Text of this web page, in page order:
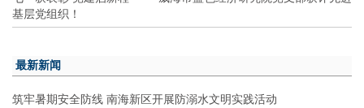
基层党组织！
最新新闻
筑牢暑期安全防线 南海新区开展防溺水文明实践活动